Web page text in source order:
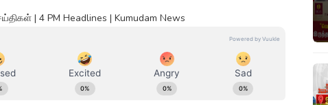
| 4 PM Headlines | Kumudam News